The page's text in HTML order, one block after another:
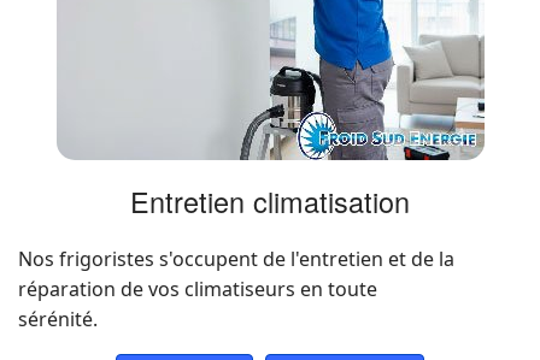
Entretien climatisation
Nos frigoristes s'occupent de l'entretien et de la
réparation de vos climatiseurs en toute
sérénité.